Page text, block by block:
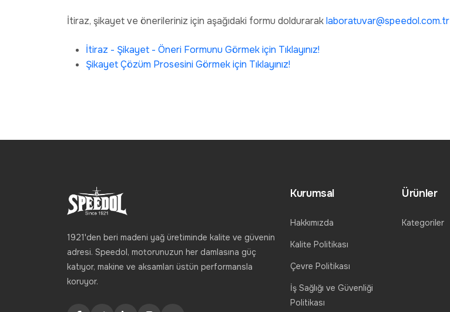
İtiraz, şikayet ve önerileriniz için aşağıdaki formu dolduraraklaboratuvar@speedol.com.tr
İtiraz - Şikayet - Öneri Formunu Görmek için Tıklayınız!
Şikayet Çözüm Prosesini Görmek için Tıklayınız!
1921'den beri madeni yağ üretiminde kalite ve güvenin
adresi. Speedol, motorunuzun her damlasına güç
katıyor, makine ve aksamları üstün performansla
koruyor.
Kurumsal
Hakkımızda
Kalite Politikası
Çevre Politikası
İş Sağlığı ve Güvenliği
Politikası
Ürünler
Kategoriler